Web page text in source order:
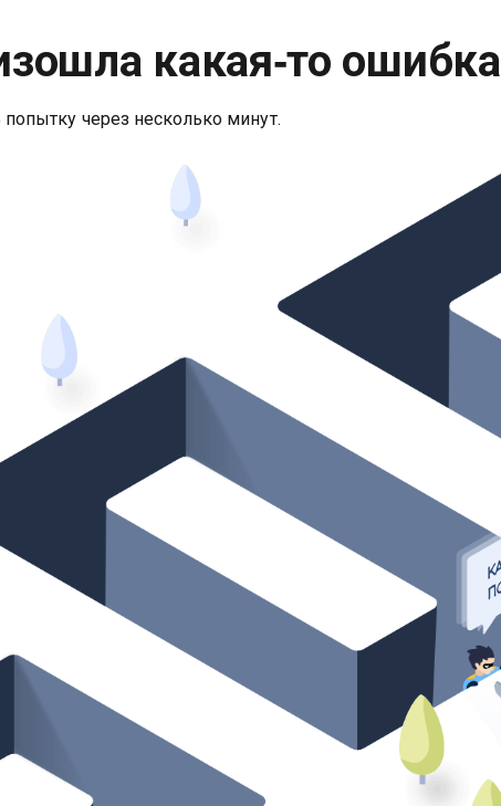
какая‑то ошибка
через несколько минут.